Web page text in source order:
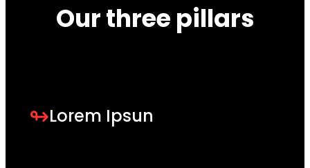
Our three pillars
↬Lorem Ipsun